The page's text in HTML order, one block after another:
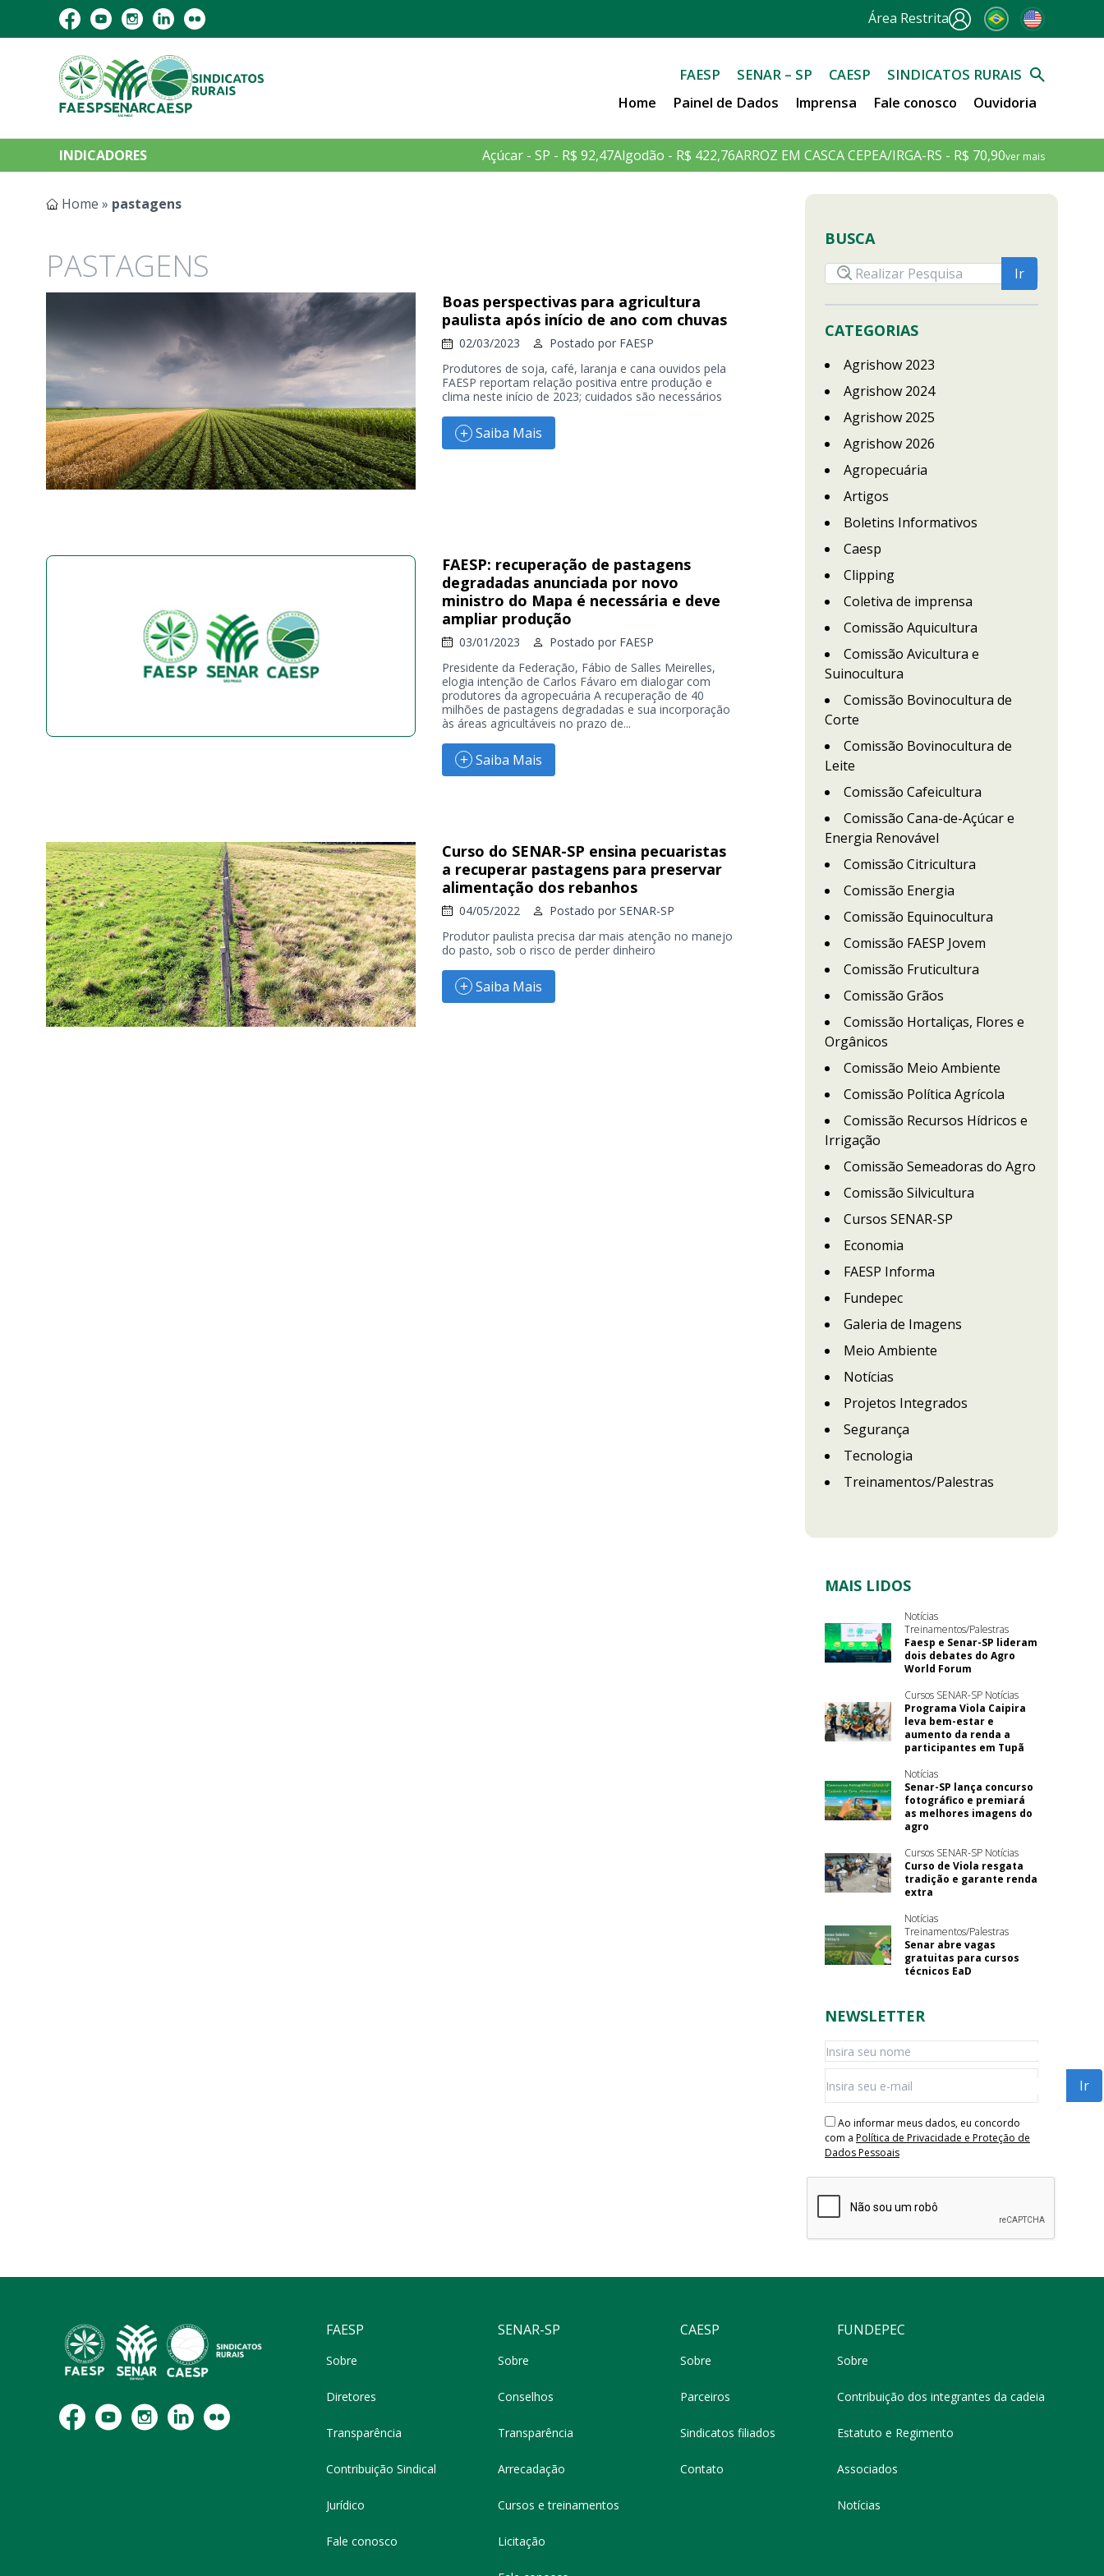
Área Restrita
FAESP SENAR – SP CAESP
SINDICATOS RURAIS
Home
Painel de Dados Imprensa Fale conosco Ouvidoria
INDICADORES Açúcar - SP - R$ 92,47Algodão - R$ 422,76ARROZ EM CASCA CEPEA/IRGA-RS - R$ 70,90ver mais
Home » pastagens
PASTAGENS
Boas perspectivas para agricultura
paulista após início de ano com chuvas
02/03/2023 Postado por FAESP
Produtores de soja, café, laranja e cana ouvidos pela
FAESP reportam relação positiva entre produção e
clima neste início de 2023; cuidados são necessários
Saiba Mais
FAESP: recuperação de pastagens
degradadas anunciada por novo
ministro do Mapa é necessária e deve
ampliar produção
03/01/2023 Postado por FAESP
Presidente da Federação, Fábio de Salles Meirelles,
elogia intenção de Carlos Fávaro em dialogar com
produtores da agropecuária A recuperação de 40
milhões de pastagens degradadas e sua incorporação
às áreas agricultáveis no prazo de...
Saiba Mais
Curso do SENAR-SP ensina pecuaristas
a recuperar pastagens para preservar
alimentação dos rebanhos
04/05/2022 Postado por SENAR-SP
Produtor paulista precisa dar mais atenção no manejo
do pasto, sob o risco de perder dinheiro
Saiba Mais
BUSCA
CATEGORIAS
Agrishow 2023
Agrishow 2024
Agrishow 2025
Agrishow 2026
Agropecuária
Artigos
Boletins Informativos
Caesp
Clipping
Coletiva de imprensa
Comissão Aquicultura
Comissão Avicultura e
Suinocultura
Comissão Bovinocultura de
Corte
Comissão Bovinocultura de
Leite
Comissão Cafeicultura
Comissão Cana-de-Açúcar e
Energia Renovável
Comissão Citricultura
Comissão Energia
Comissão Equinocultura
Comissão FAESP Jovem
Comissão Fruticultura
Comissão Grãos
Comissão Hortaliças, Flores e
Orgânicos
Comissão Meio Ambiente
Comissão Política Agrícola
Comissão Recursos Hídricos e
Irrigação
Comissão Semeadoras do Agro
Comissão Silvicultura
Cursos SENAR-SP
Economia
FAESP Informa
Fundepec
Galeria de Imagens
Meio Ambiente
Notícias
Projetos Integrados
Segurança
Tecnologia
Treinamentos/Palestras
MAIS LIDOS
Notícias
Treinamentos/Palestras
Faesp e Senar-SP lideram
dois debates do Agro
World Forum
Cursos SENAR-SP Notícias
Programa Viola Caipira
leva bem-estar e
aumento da renda a
participantes em Tupã
Notícias
Senar-SP lança concurso
fotográfico e premiará
as melhores imagens do
agro
Cursos SENAR-SP Notícias
Curso de Viola resgata
tradição e garante renda
extra
Notícias
Treinamentos/Palestras
Senar abre vagas
gratuitas para cursos
técnicos EaD
NEWSLETTER
Ao informar meus dados, eu concordo
com a Política de Privacidade e Proteção de
Dados Pessoais
FAESP
Sobre
Diretores
Transparência
Contribuição Sindical
Jurídico
Fale conosco
SENAR-SP
Sobre
Conselhos
Transparência
Arrecadação
Cursos e treinamentos
Licitação
CAESP
Sobre
Parceiros
Sindicatos filiados
Contato
FUNDEPEC
Sobre
Contribuição dos integrantes da cadeia
Estatuto e Regimento
Associados
Notícias